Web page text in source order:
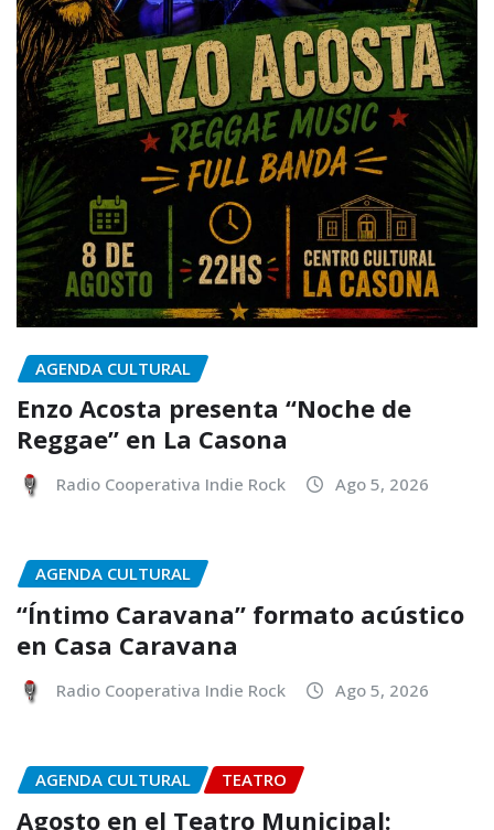
AGENDA CULTURAL
Enzo Acosta presenta “Noche de
Reggae” en La Casona
Radio Cooperativa Indie Rock Ago 5, 2026
AGENDA CULTURAL
“Íntimo Caravana” formato acústico
en Casa Caravana
Radio Cooperativa Indie Rock Ago 5, 2026
AGENDA CULTURAL TEATRO
Agosto en el Teatro Municipal: